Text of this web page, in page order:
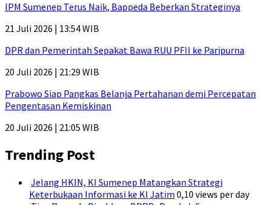
IPM Sumenep Terus Naik, Bappeda Beberkan Strateginya
21 Juli 2026 | 13:54 WIB
DPR dan Pemerintah Sepakat Bawa RUU PFII ke Paripurna
20 Juli 2026 | 21:29 WIB
Prabowo Siap Pangkas Belanja Pertahanan demi Percepatan
Pengentasan Kemiskinan
20 Juli 2026 | 21:05 WIB
Trending Post
Jelang HKIN, KI Sumenep Matangkan Strategi
Keterbukaan Informasi ke KI Jatim 0,10 views per day